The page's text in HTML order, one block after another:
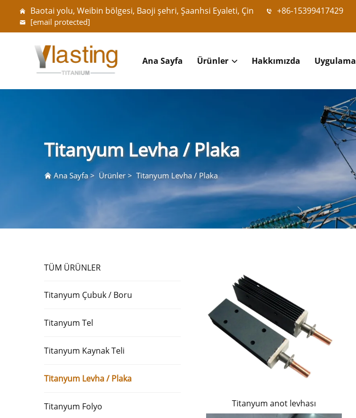
Baotai yolu, Weibin bölgesi, Baoji şehri, Şaanhsi Eyaleti, Çin +86-15399417429
[email protected]
Ana Sayfa Ürünler Hakkımızda Uygulama
Titanyum Levha / Plaka
Ana Sayfa> Ürünler > Titanyum Levha / Plaka
TÜM ÜRÜNLER
Titanyum Çubuk / Boru
Titanyum Tel
Titanyum Kaynak Teli
Titanyum Levha / Plaka
Titanyum Folyo Titanyum anot levhası